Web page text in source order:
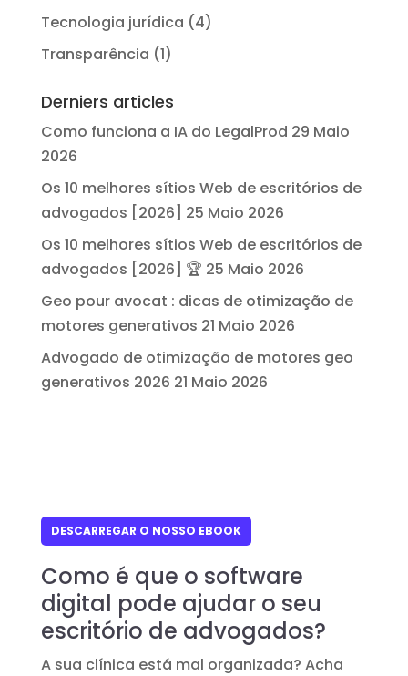
Tecnologia jurídica (4)
Transparência (1)
Derniers articles
Como funciona a IA do LegalProd 29 Maio
2026
Os 10 melhores sítios Web de escritórios de
advogados [2026] 25 Maio 2026
Os 10 melhores sítios Web de escritórios de
advogados [2026] 🏆 25 Maio 2026
Geo pour avocat : dicas de otimização de
motores generativos 21 Maio 2026
Advogado de otimização de motores geo
generativos 2026 21 Maio 2026
DESCARREGAR O NOSSO EBOOK
Como é que o software
digital pode ajudar o seu
escritório de advogados?
A sua clínica está mal organizada? Acha